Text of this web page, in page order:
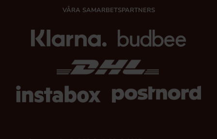
VÅRA SAMARBETSPARTNERS